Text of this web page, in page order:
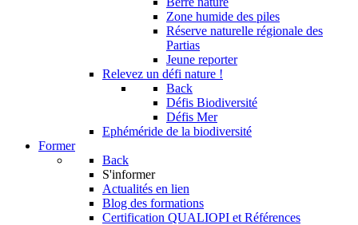
Zone humide des piles
Réserve naturelle régionale des
Partias
Jeune reporter
Relevez un défi nature !
Back
Défis Biodiversité
Défis Mer
Ephéméride de la biodiversité
Former
Back
S'informer
Actualités en lien
Blog des formations
Certification QUALIOPI et Références